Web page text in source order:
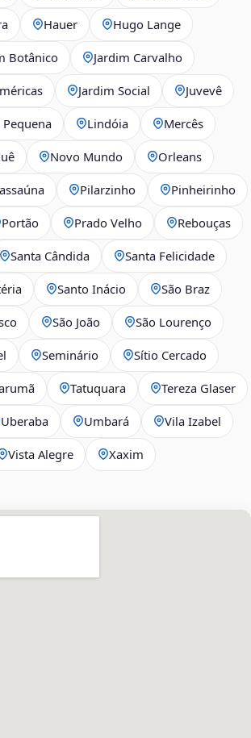
Hauer Hugo Lange
Botânico Jardim Carvalho
Jardim Social Juvevê
Lindóia Mercês
Novo Mundo Orleans
Pilarzinho Pinheirinho
Portão Prado Velho Rebouças
Santa Cândida Santa Felicidade
Santo Inácio São Braz
São João São Lourenço
Seminário Sítio Cercado
Tatuquara Tereza Glaser
Uberaba Umbará Vila Izabel
Vista Alegre Xaxim